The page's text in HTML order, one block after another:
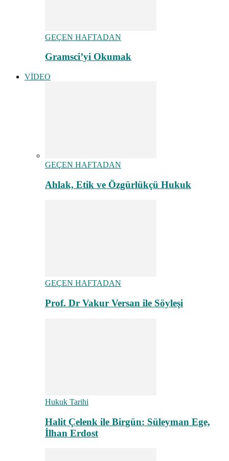
GEÇEN HAFTADAN
Gramsci’yi Okumak
VİDEO
GEÇEN HAFTADAN
Ahlak, Etik ve Özgürlükçü Hukuk
GEÇEN HAFTADAN
Prof. Dr Vakur Versan ile Söyleşi
Hukuk Tarihi
Halit Çelenk ile Birgün: Süleyman Ege,
İlhan Erdost